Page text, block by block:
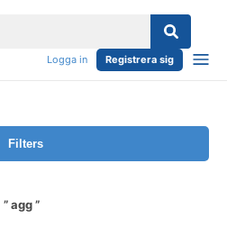
Logga in Registrera sig
Filters
agg